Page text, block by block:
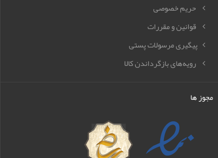
حریم خصوصی
قوانین و مقررات
پیگیری مرسولات پستی
رویه‌های بازگرداندن کالا
مجوز ها